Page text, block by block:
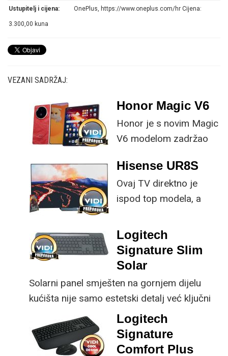
Ustupitelj i cijena: OnePlus, https://www.oneplus.com/hr Cijena:
3.300,00 kuna
VEZANI SADRŽAJ:
Honor Magic V6
Honor je s novim Magic
V6 modelom zadržao
specifikacije, no
istovremeno
implementirao
ključne svakom
korisniku.
Hisense UR8S
Ovaj TV direktno je
ispod top modela, a
male ustupke možete
osjetno uštedjeti pri
kupnji.
Logitech
Signature Slim
Solar
Solarni panel smješten na gornjem dijelu
kućišta nije samo estetski detalj već ključni
dio koncepta ovog proizvoda, jer koristi
energiju prirodnog ili umjetnog svjetla za
rad.
Logitech
Signature
Comfort Plus